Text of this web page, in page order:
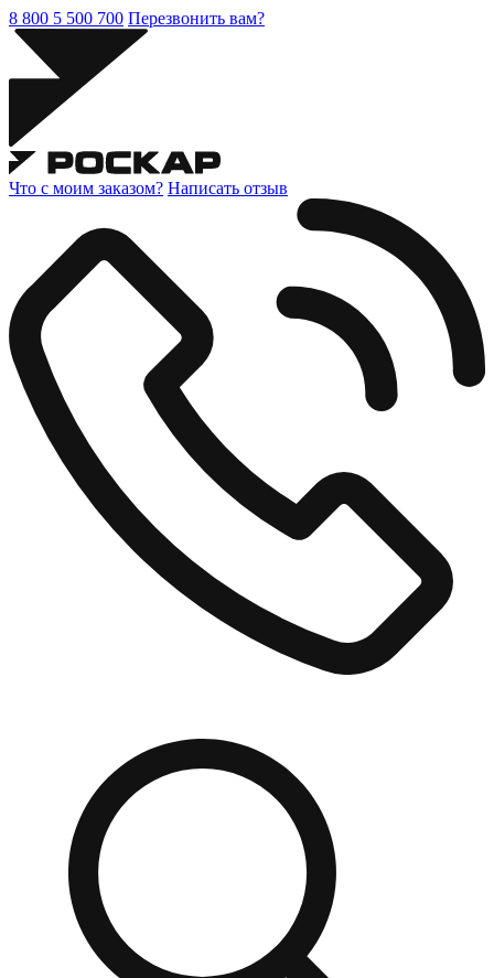
8 800 5 500 700 Перезвонить вам?
Что с моим заказом? Написать отзыв